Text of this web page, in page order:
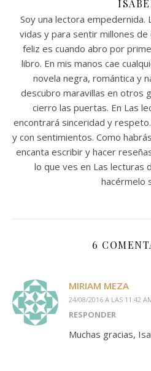
Soy una lectora empedernida.
vidas y para sentir millones
feliz es cuando abro por
libro. En mis manos cae
novela negra, romántica y
descubro maravillas en otros
cierro las puertas. En Las
encontrará sinceridad y
y con sentimientos. Como
encanta escribir y hacer
lo que ves en Las lecturas
hacérmelo
6
MIRIAM MEZA
24/08/2016 A LAS 11:42
RESPONDER
Muchas gracias,